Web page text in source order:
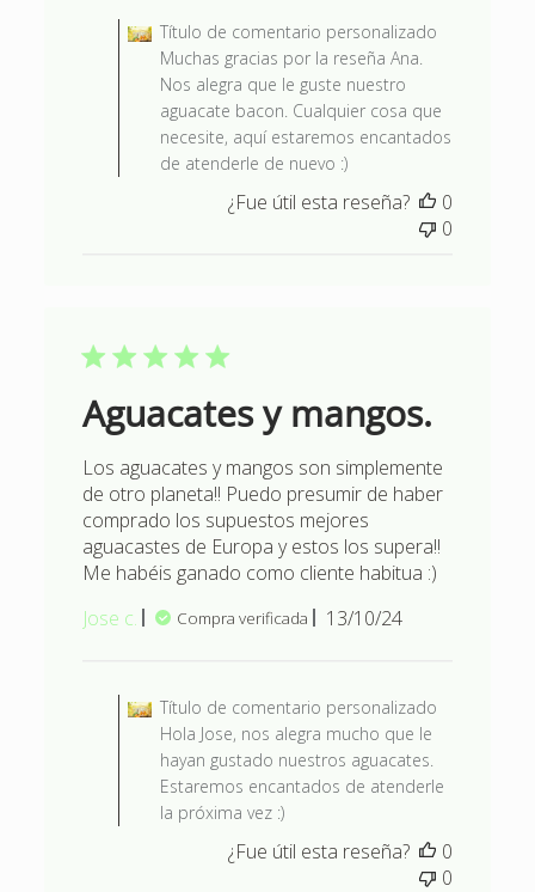
Título de comentario personalizado
Muchas gracias por la reseña Ana.
Nos alegra que le guste nuestro
aguacate bacon. Cualquier cosa que
necesite, aquí estaremos encantados
de atenderle de nuevo :)
¿Fue útil esta reseña?
0
0
Aguacates y mangos.
Los aguacates y mangos son simplemente
de otro planeta!! Puedo presumir de haber
comprado los supuestos mejores
aguacastes de Europa y estos los supera!!
Me habéis ganado como cliente habitua :)
Jose c.
Compra verificada
Fecha
13/10/24
Título de comentario personalizado
Hola Jose, nos alegra mucho que le
hayan gustado nuestros aguacates.
Estaremos encantados de atenderle
la próxima vez :)
¿Fue útil esta reseña?
0
0